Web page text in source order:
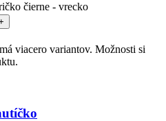
čierne - vrecko
viacero variantov. Možnosti si